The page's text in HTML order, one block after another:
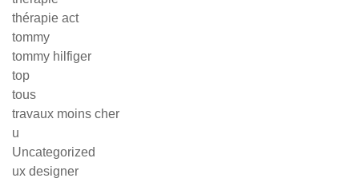
thérapie act
tommy
tommy hilfiger
top
tous
travaux moins cher
u
Uncategorized
ux designer